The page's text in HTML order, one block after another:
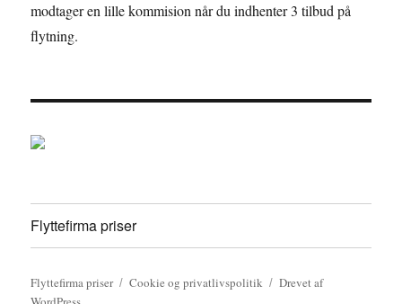
modtager en lille kommision når du indhenter 3 tilbud på
flytning.
Flyttefirma priser
Flyttefirma priser Cookie og privatlivspolitik
Drevet af